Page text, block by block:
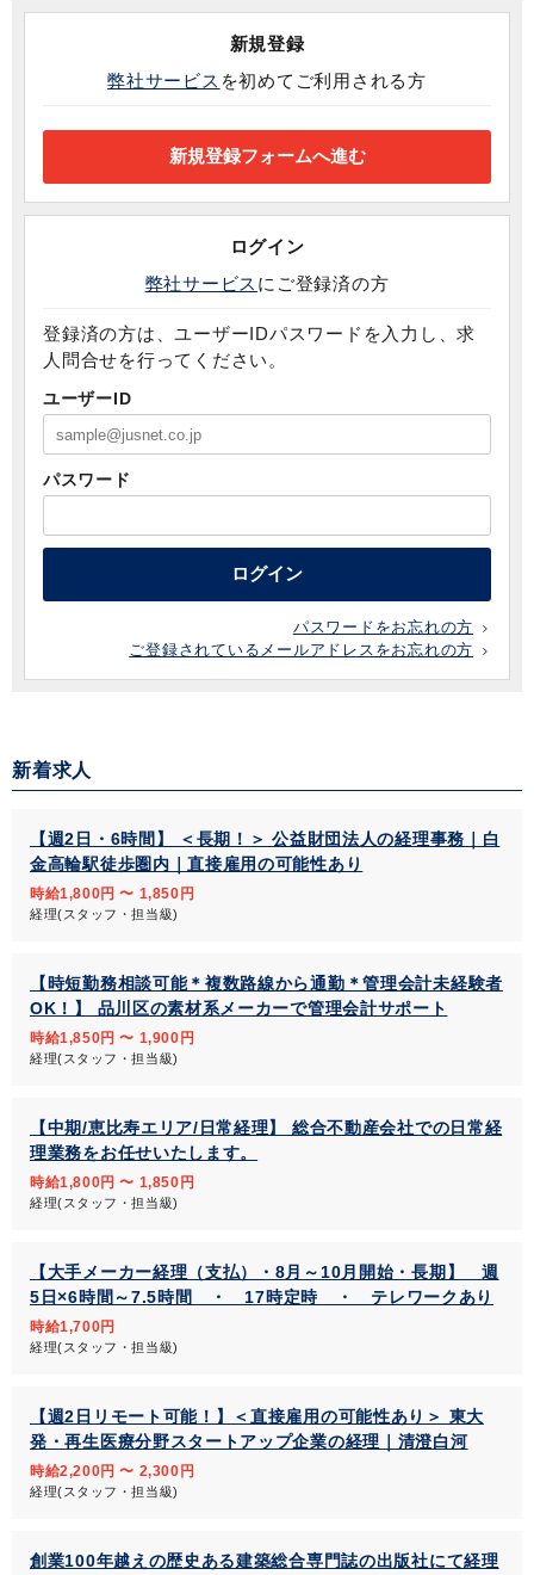
新規登録
弊社サービス を初めてご利用される方
ログイン
弊社サービス にご登録済の方
登録済の方は、ユーザーIDパスワードを入力し、求
人問合せを行ってください。
ユーザーID
パスワード
ログイン
パスワードをお忘れの方
ご登録されているメールアドレスをお忘れの方
新着求人
【週2日・6時間】 ＜長期！＞ 公益財団法人の経理事務｜白
金高輪駅徒歩圏内｜直接雇用の可能性あり
時給1,800円 〜 1,850円
経理(スタッフ・担当級)
【時短勤務相談可能＊複数路線から通勤＊管理会計未経験者
OK！】 品川区の素材系メーカーで管理会計サポート
時給1,850円 〜 1,900円
経理(スタッフ・担当級)
【中期/恵比寿エリア/日常経理】 総合不動産会社での日常経
理業務をお任せいたします。
時給1,800円 〜 1,850円
経理(スタッフ・担当級)
【大手メーカー経理（支払）・8月～10月開始・長期】 週
5日×6時間～7.5時間 ・ 17時定時 ・ テレワークあり
時給1,700円
経理(スタッフ・担当級)
【週2日リモート可能！】＜直接雇用の可能性あり＞ 東大
発・再生医療分野スタートアップ企業の経理｜清澄白河
時給2,200円 〜 2,300円
経理(スタッフ・担当級)
創業100年越えの歴史ある建築総合専門誌の出版社にて経理